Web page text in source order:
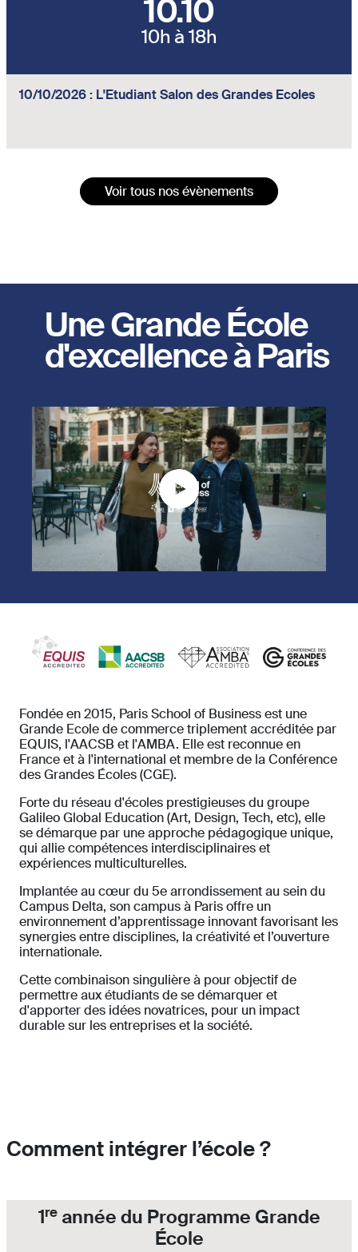
10.10
10h à 18h
10/10/2026 : L'Etudiant Salon des Grandes Ecoles
Voir tous nos évènements
Une Grande École
d'excellence à Paris
Fondée en 2015, Paris School of Business est une
Grande Ecole de commerce triplement accréditée par
EQUIS, l'AACSB et l'AMBA. Elle est reconnue en
France et à l'international et membre de la Conférence
des Grandes Écoles (CGE).
Forte du réseau d'écoles prestigieuses du groupe
Galileo Global Education (Art, Design, Tech, etc), elle
se démarque par une approche pédagogique unique,
qui allie compétences interdisciplinaires et
expériences multiculturelles.
Implantée au cœur du 5e arrondissement au sein du
Campus Delta, son campus à Paris offre un
environnement d’apprentissage innovant favorisant les
synergies entre disciplines, la créativité et l’ouverture
internationale.
Cette combinaison singulière à pour objectif de
permettre aux étudiants de se démarquer et
d'apporter des idées novatrices, pour un impact
durable sur les entreprises et la société.
Comment intégrer l’école ?
1reannée du Programme Grande
École